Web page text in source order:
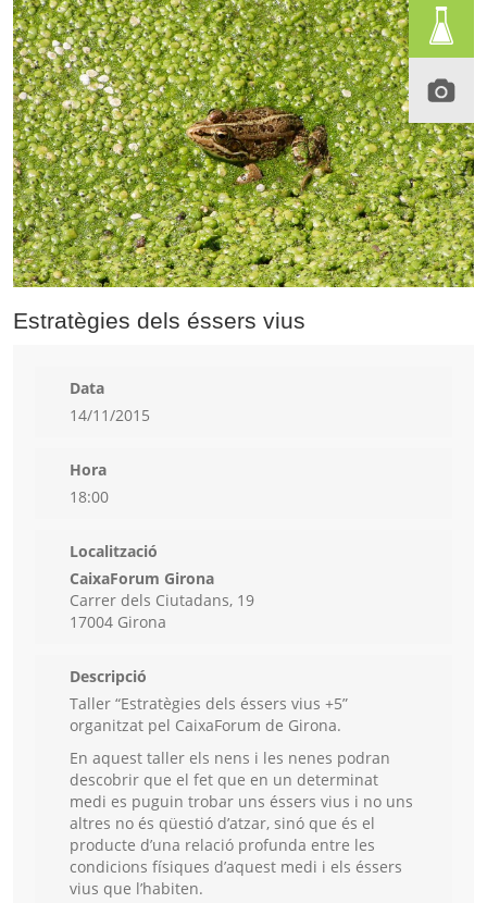
Estratègies dels éssers vius
Data
14/11/2015
Hora
18:00
Localització
CaixaForum Girona
Carrer dels Ciutadans, 19
17004 Girona
Descripció
Taller “Estratègies dels éssers vius +5”
organitzat pel CaixaForum de Girona.
En aquest taller els nens i les nenes podran
descobrir que el fet que en un determinat
medi es puguin trobar uns éssers vius i no uns
altres no és qüestió d’atzar, sinó que és el
producte d’una relació profunda entre les
condicions físiques d’aquest medi i els éssers
vius que l’habiten.